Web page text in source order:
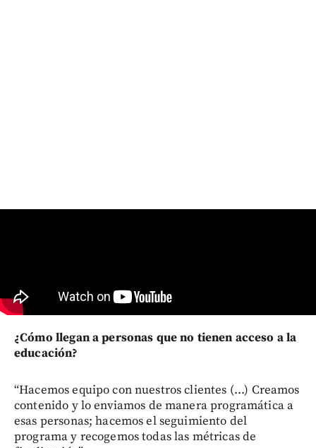
¿Cómo llegan a personas que no tienen acceso a la
educación?
“Hacemos equipo con nuestros clientes (...) Creamos
contenido y lo enviamos de manera programática a
esas personas; hacemos el seguimiento del
programa y recogemos todas las métricas de